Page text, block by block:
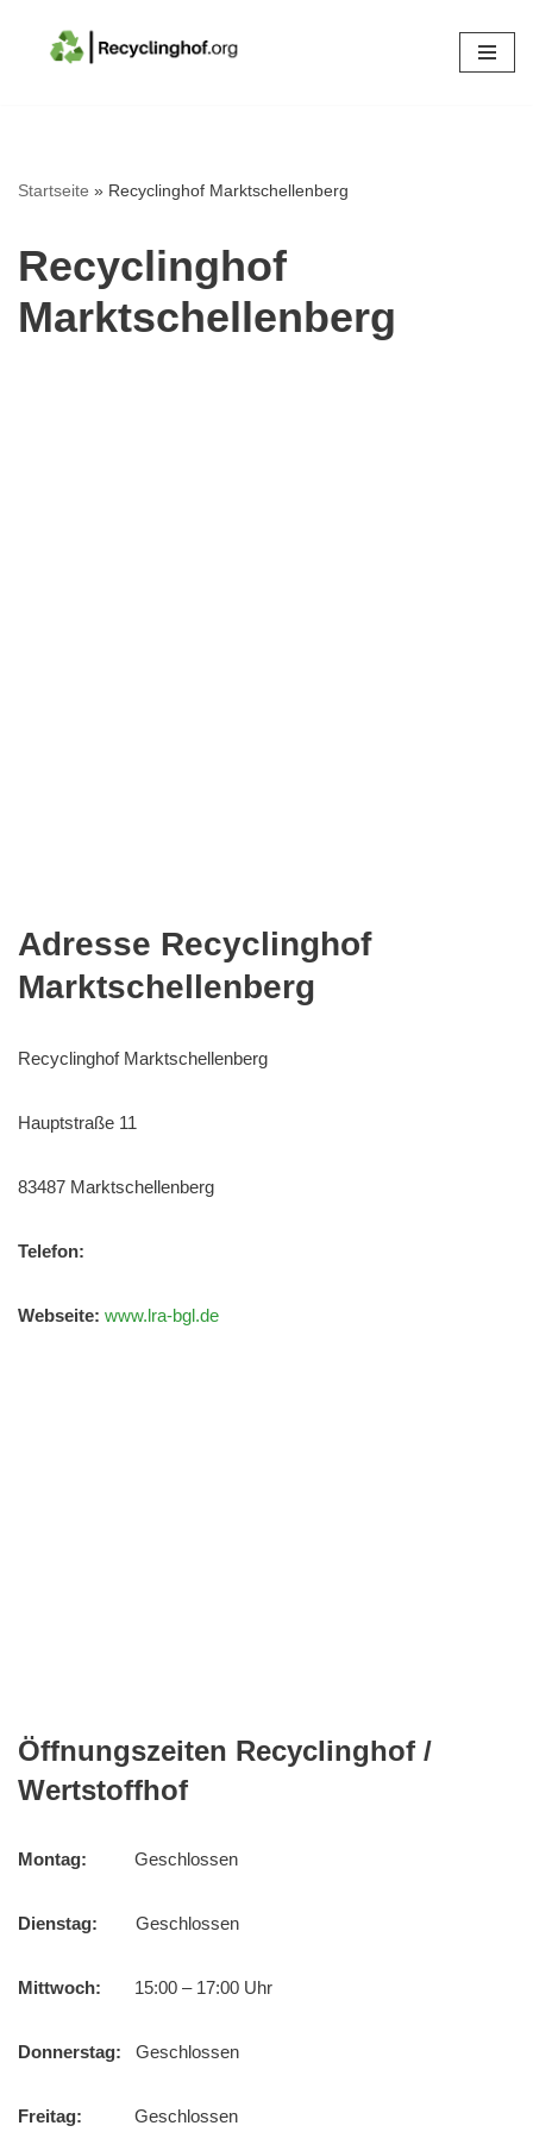
Zum
Startseite » Recyclinghof Marktschellenberg
Recyclinghof
Marktschellenberg
Adresse Recyclinghof
Marktschellenberg
Recyclinghof Marktschellenberg
Hauptstraße 11
83487 Marktschellenberg
Telefon:
Webseite: www.lra-bgl.de
Öffnungszeiten Recyclinghof /
Wertstoffhof
Montag: Geschlossen
Dienstag: Geschlossen
Mittwoch: 15:00 – 17:00 Uhr
Donnerstag: Geschlossen
Freitag: Geschlossen